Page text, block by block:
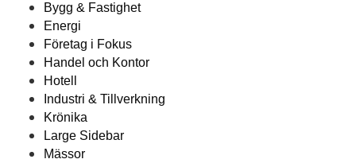
Bygg & Fastighet
Energi
Företag i Fokus
Handel och Kontor
Hotell
Industri & Tillverkning
Krönika
Large Sidebar
Mässor